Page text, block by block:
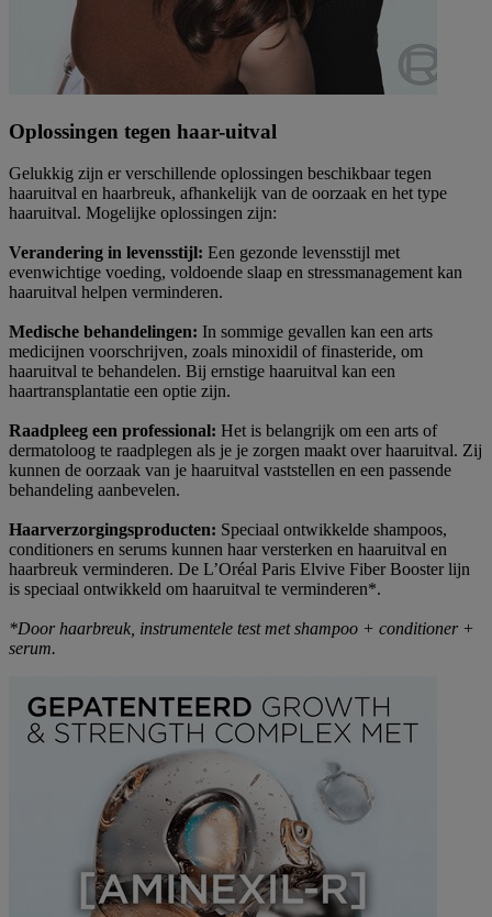
Oplossingen tegen haar-uitval
Gelukkig zijn er verschillende oplossingen beschikbaar tegen
haaruitval en haarbreuk, afhankelijk van de oorzaak en het type
haaruitval. Mogelijke oplossingen zijn:
Verandering in levensstijl: Een gezonde levensstijl met
evenwichtige voeding, voldoende slaap en stressmanagement kan
haaruitval helpen verminderen.
Medische behandelingen: In sommige gevallen kan een arts
medicijnen voorschrijven, zoals minoxidil of finasteride, om
haaruitval te behandelen. Bij ernstige haaruitval kan een
haartransplantatie een optie zijn.
Raadpleeg een professional: Het is belangrijk om een arts of
dermatoloog te raadplegen als je je zorgen maakt over haaruitval. Zij
kunnen de oorzaak van je haaruitval vaststellen en een passende
behandeling aanbevelen.
Haarverzorgingsproducten: Speciaal ontwikkelde shampoos,
conditioners en serums kunnen haar versterken en haaruitval en
haarbreuk verminderen. De L’Oréal Paris Elvive Fiber Booster lijn
is speciaal ontwikkeld om haaruitval te verminderen*.
*Door haarbreuk, instrumentele test met shampoo + conditioner +
serum.